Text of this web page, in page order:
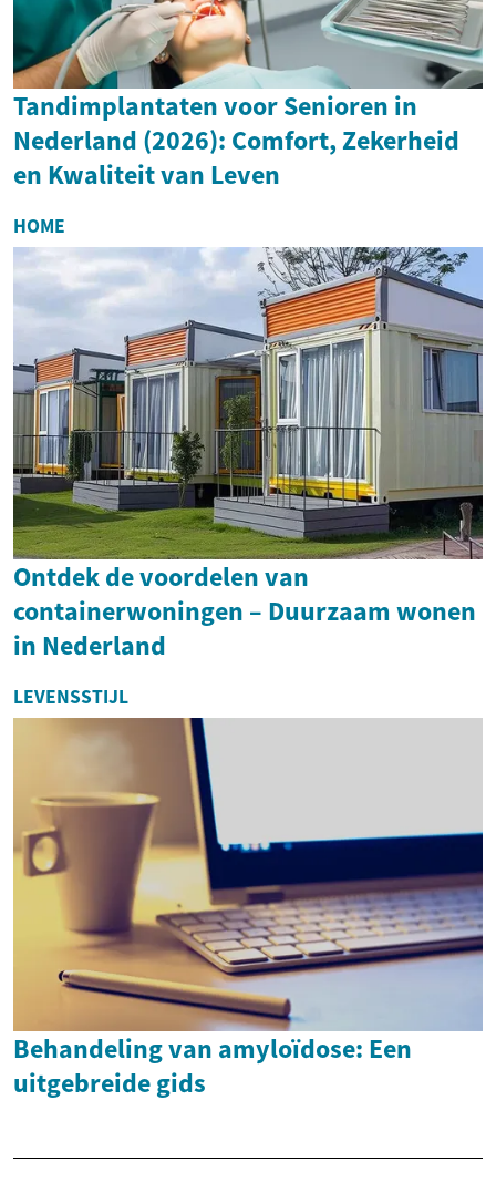
Tandimplantaten voor Senioren in
Nederland (2026): Comfort, Zekerheid
en Kwaliteit van Leven
HOME
Ontdek de voordelen van
containerwoningen – Duurzaam wonen
in Nederland
LEVENSSTIJL
Behandeling van amyloïdose: Een
uitgebreide gids